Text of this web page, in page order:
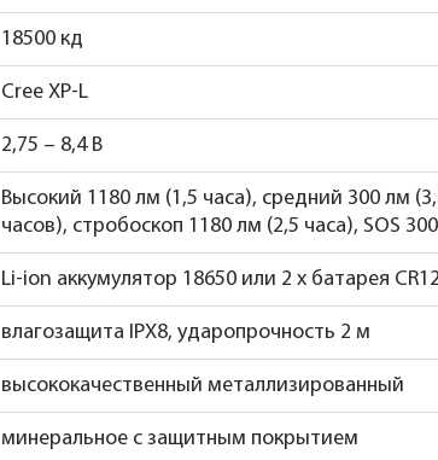
18500 кд
Cree XP-L
2,75 – 8,4 В
Высокий 1180 лм (1,5 часа), средний 300 лм
часов), стробоскоп 1180 лм (2,5 часа), SOS
Li-ion аккумулятор 18650 или 2 x батарея
влагозащита IPX8, ударопрочность 2 м
высококачественный металлизированный
минеральное с защитным покрытием